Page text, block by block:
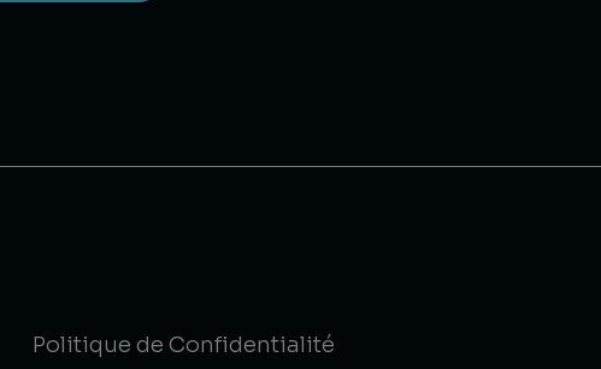
Politique de Confidentialité